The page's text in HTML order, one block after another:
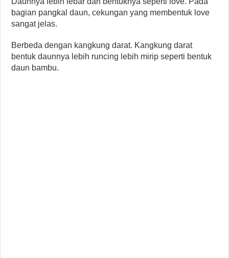
bagian pangkal daun, cekungan yang membentuk love
sangat jelas.
Berbeda dengan kangkung darat. Kangkung darat
bentuk daunnya lebih runcing lebih mirip seperti bentuk
daun bambu.